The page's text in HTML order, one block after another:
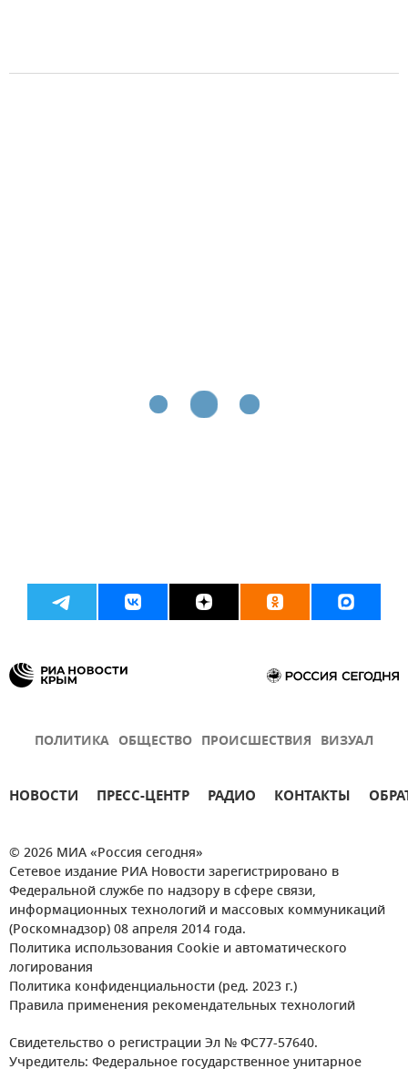
ПОЛИТИКА ОБЩЕСТВО ПРОИСШЕСТВИЯ ВИЗУАЛ
НОВОСТИ ПРЕСС-ЦЕНТР РАДИО КОНТАКТЫ
© 2026 МИА «Россия сегодня»
Сетевое издание РИА Новости зарегистрировано в
Федеральной службе по надзору в сфере связи,
информационных технологий и массовых коммуникаций
(Роскомнадзор) 08 апреля 2014 года.
Политика использования Cookie и автоматического
логирования
Политика конфиденциальности (ред. 2023 г.)
Правила применения рекомендательных технологий
Свидетельство о регистрации Эл № ФС77-57640.
Учредитель: Федеральное государственное унитарное